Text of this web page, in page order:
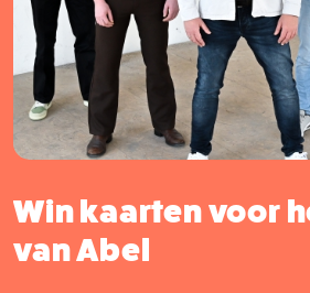
Win kaarten voor
van Abel